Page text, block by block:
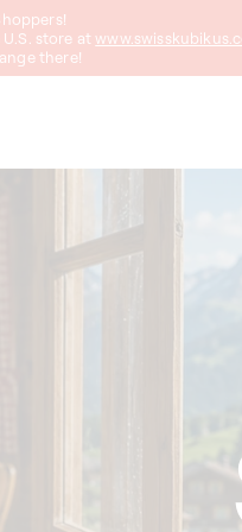
store at
there!